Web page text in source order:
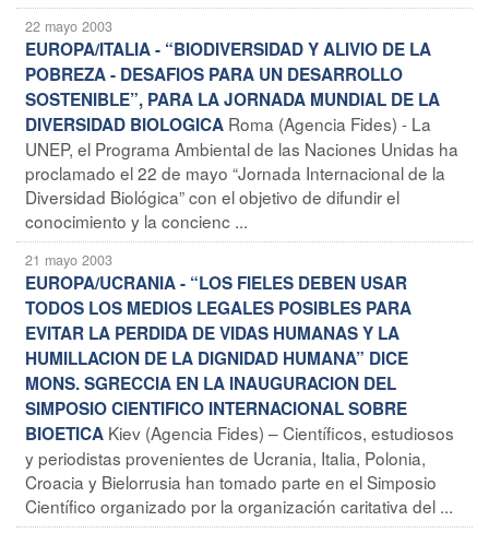
22 mayo 2003
EUROPA/ITALIA - “BIODIVERSIDAD Y ALIVIO DE LA
POBREZA - DESAFIOS PARA UN DESARROLLO
SOSTENIBLE”, PARA LA JORNADA MUNDIAL DE LA
DIVERSIDAD BIOLOGICA Roma (Agencia Fides) - La
UNEP, el Programa Ambiental de las Naciones Unidas ha
proclamado el 22 de mayo “Jornada Internacional de la
Diversidad Biológica” con el objetivo de difundir el
conocimiento y la concienc ...
21 mayo 2003
EUROPA/UCRANIA - “LOS FIELES DEBEN USAR
TODOS LOS MEDIOS LEGALES POSIBLES PARA
EVITAR LA PERDIDA DE VIDAS HUMANAS Y LA
HUMILLACION DE LA DIGNIDAD HUMANA” DICE
MONS. SGRECCIA EN LA INAUGURACION DEL
SIMPOSIO CIENTIFICO INTERNACIONAL SOBRE
BIOETICA Kiev (Agencia Fides) – Científicos, estudiosos
y periodistas provenientes de Ucrania, Italia, Polonia,
Croacia y Bielorrusia han tomado parte en el Simposio
Científico organizado por la organización caritativa del ...